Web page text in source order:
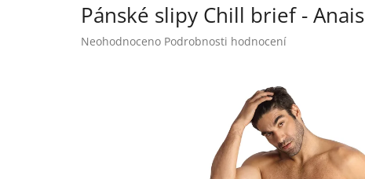
Pánské slipy Chill brief - Anais
Průměrné
Neohodnoceno Podrobnosti hodnocení